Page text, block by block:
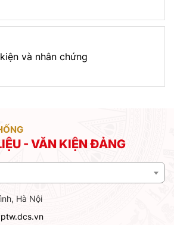
và nhân chứng
- VĂN KIỆN ĐẢNG
Hà Nội